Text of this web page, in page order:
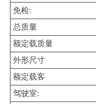
免检:
总质量
额定载质量
外形尺寸
额定载客
驾驶室: